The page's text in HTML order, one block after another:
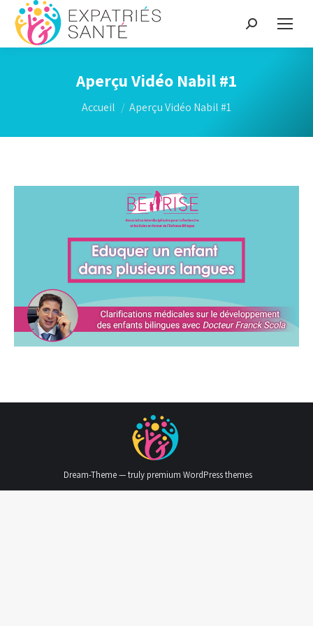
Recherche
:
Aperçu Vidéo Nabil #1
Vous êtes ici :
Accueil Aperçu Vidéo Nabil #1
Dream-Theme — truly premium WordPress themes